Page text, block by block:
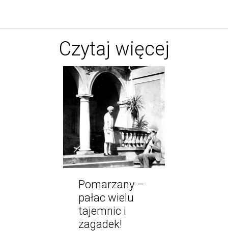
Czytaj więcej
Pomarzany –
pałac wielu
tajemnic i
zagadek!